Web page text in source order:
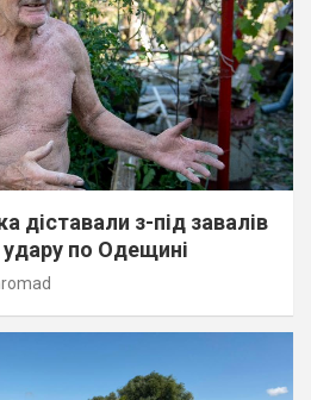
діставали з-під завалів
по Одещині